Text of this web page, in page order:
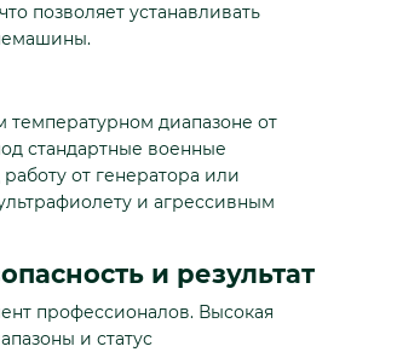
позволяет устанавливать
температурном диапазоне от
стандартные военные
от генератора или
и агрессивным
и результат
профессионалов. Высокая
и статус